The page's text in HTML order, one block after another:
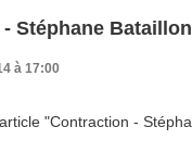
Stéphane Bataillon
à 17:00